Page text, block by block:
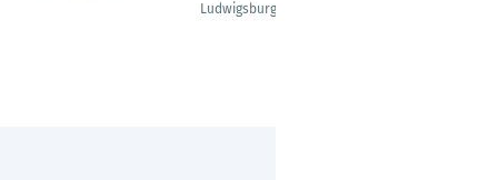
Ludwigsburg